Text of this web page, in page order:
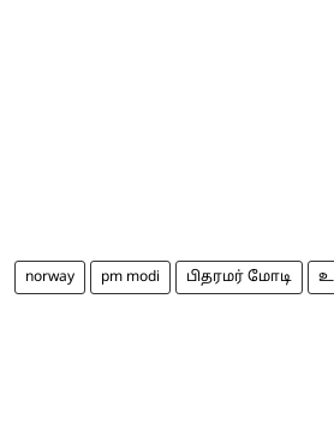
norway pm modi பிதரமர் மோடி